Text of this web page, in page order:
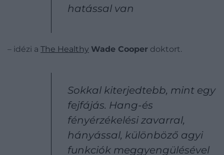
hatással van
– idézi a The Healthy Wade Cooper doktort.
Sokkal kiterjedtebb, mint egy
fejfájás. Hang-és
fényérzékelési zavarral,
hányással, különböző agyi
funkciók meggyengülésével